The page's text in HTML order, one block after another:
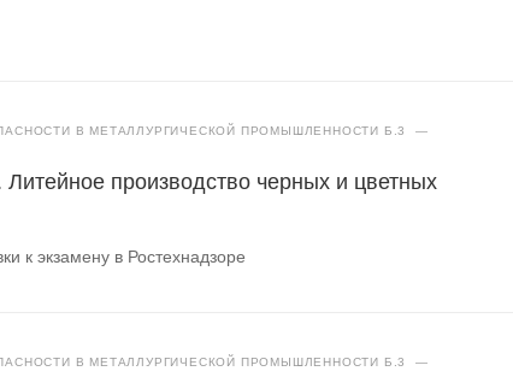
В МЕТАЛЛУРГИЧЕСКОЙ ПРОМЫШЛЕННОСТИ Б.3 —
производство черных и цветных
к экзамену в Ростехнадзоре
В МЕТАЛЛУРГИЧЕСКОЙ ПРОМЫШЛЕННОСТИ Б.3 —